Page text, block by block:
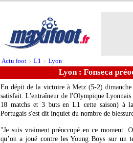
Actu foot > L1 > Lyon
Lyon : Fonseca
En dépit de la victoire à Metz (5-2)
satisfait. L'entraîneur de l'Olympique
18 matchs et 3 buts en L1 cette saison) à
Portugais s'est dit inquiet du nombre de
"Je suis vraiment préoccupé en ce moment.
qu’on a joué contre les Young Boys sur